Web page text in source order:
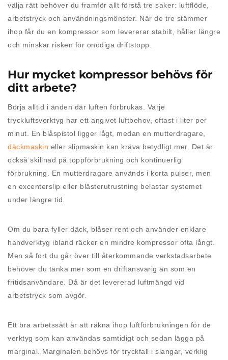
välja rätt behöver du framför allt förstå tre saker: luftflöde,
arbetstryck och användningsmönster. När de tre stämmer
ihop får du en kompressor som levererar stabilt, håller längre
och minskar risken för onödiga driftstopp.
Hur mycket kompressor behövs för
ditt arbete?
Börja alltid i änden där luften förbrukas. Varje
tryckluftsverktyg har ett angivet luftbehov, oftast i liter per
minut. En blåspistol ligger lågt, medan en mutterdragare,
däckmaskin eller slipmaskin kan kräva betydligt mer. Det är
också skillnad på toppförbrukning och kontinuerlig
förbrukning. En mutterdragare används i korta pulser, men
en excenterslip eller blästerutrustning belastar systemet
under längre tid.
Om du bara fyller däck, blåser rent och använder enklare
handverktyg ibland räcker en mindre kompressor ofta långt.
Men så fort du går över till återkommande verkstadsarbete
behöver du tänka mer som en driftansvarig än som en
fritidsanvändare. Då är det levererad luftmängd vid
arbetstryck som avgör.
Ett bra arbetssätt är att räkna ihop luftförbrukningen för de
verktyg som kan användas samtidigt och sedan lägga på
marginal. Marginalen behövs för tryckfall i slangar, verklig